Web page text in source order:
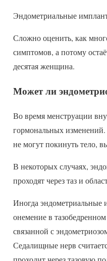
Эндометриальные
Сложно оценить, как
симптомов, а потому
десятая женщина.
Может ли
Во время менструации
гормональных изменений.
не могут покинуть тело,
В некоторых случаях,
проходят через таз и
Иногда эндометриальные
онемение в
связанной с
Седалищные нерв